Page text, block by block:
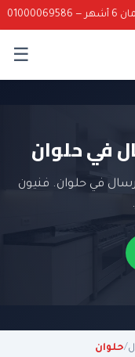
☰
في حلوان
في حلوان. فنيون
/حلوان